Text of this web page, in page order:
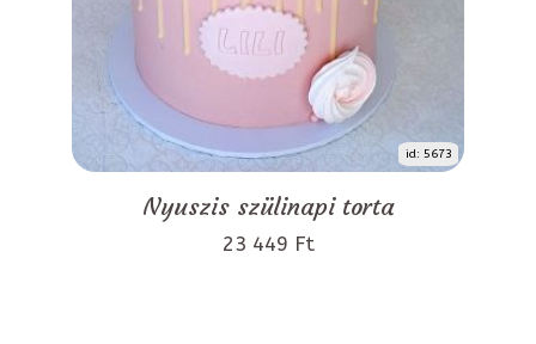
id: 5673
Nyuszis szülinapi torta
23 449 Ft